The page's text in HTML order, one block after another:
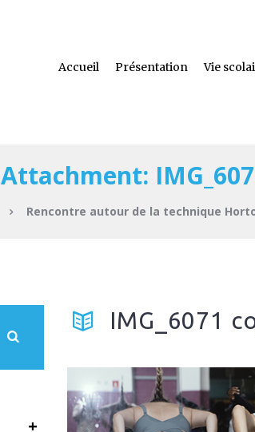
Accueil Présentation Vie
Attachment:
Rencontre autour de la technique
IMG_6071
+